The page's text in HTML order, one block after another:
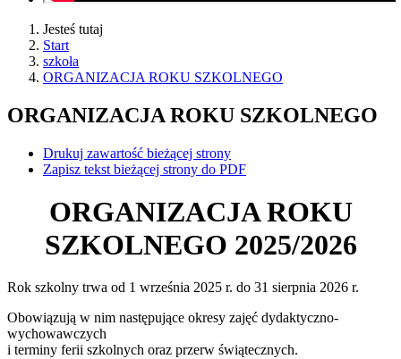
Jesteś tutaj
Start
szkoła
ORGANIZACJA ROKU SZKOLNEGO
ORGANIZACJA ROKU SZKOLNEGO
Drukuj zawartość bieżącej strony
Zapisz tekst bieżącej strony do PDF
ORGANIZACJA ROKU
SZKOLNEGO 2025/2026
Rok szkolny trwa od 1 września 2025 r. do 31 sierpnia 2026 r.
Obowiązują w nim następujące okresy zajęć dydaktyczno-
wychowawczych
i terminy ferii szkolnych oraz przerw świątecznych.